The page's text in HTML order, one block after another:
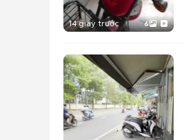
14 giây trước 6